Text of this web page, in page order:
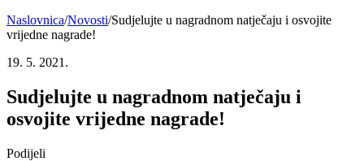
Naslovnica/Novosti/Sudjelujte u nagradnom natječaju i osvojite
vrijedne nagrade!
19. 5. 2021.
Sudjelujte u nagradnom natječaju i
osvojite vrijedne nagrade!
Podijeli